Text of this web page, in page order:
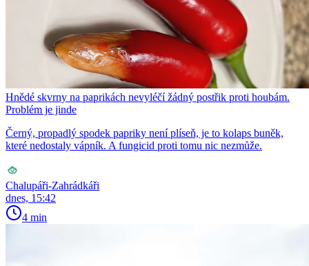
Hnědé skvrny na paprikách nevyléčí žádný postřik proti houbám.
Problém je jinde
Černý, propadlý spodek papriky není plíseň, je to kolaps buněk,
které nedostaly vápník. A fungicid proti tomu nic nezmůže.
Chalupáři-Zahrádkáři
dnes, 15:42
4 min